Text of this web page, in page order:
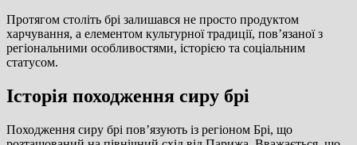
Протягом століть брі залишався не просто продуктом
харчування, а елементом культурної традиції, пов’язаної з
регіональними особливостями, історією та соціальним
статусом.
Історія походження сиру брі
Походження сиру брі пов’язують із регіоном Брі, що